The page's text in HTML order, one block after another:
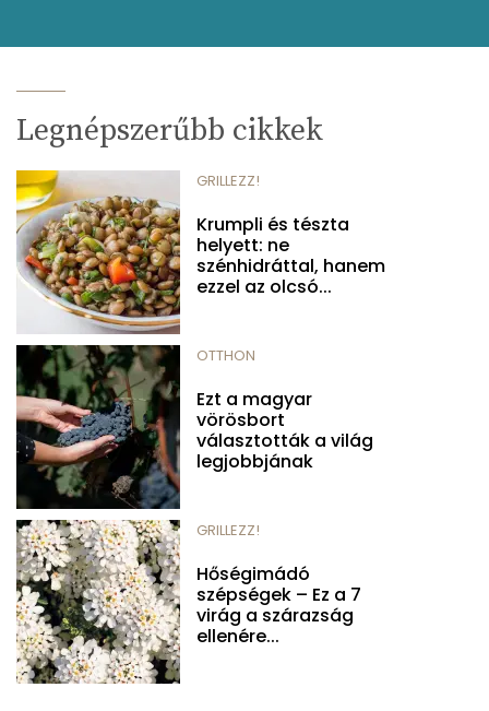
Legnépszerűbb cikkek
GRILLEZZ!
Krumpli és tészta
helyett: ne
szénhidráttal, hanem
ezzel az olcsó...
OTTHON
Ezt a magyar
vörösbort
választották a világ
legjobbjának
GRILLEZZ!
Hőségimádó
szépségek – Ez a 7
virág a szárazság
ellenére...